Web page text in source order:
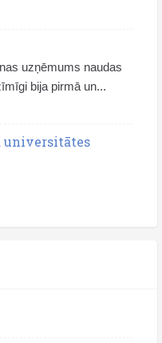
uzņēmums naudas
bija pirmā un...
universitātes